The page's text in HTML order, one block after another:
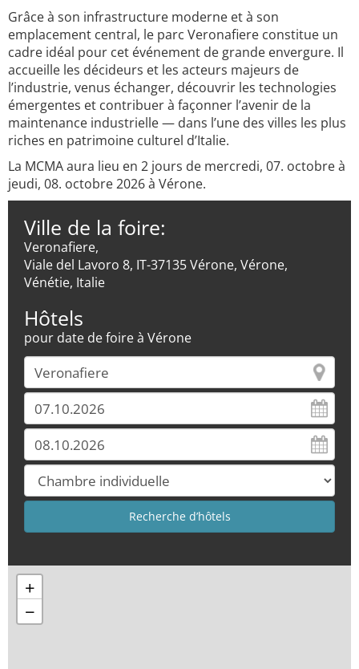
Grâce à son infrastructure moderne et à son
emplacement central, le parc Veronafiere constitue un
cadre idéal pour cet événement de grande envergure. Il
accueille les décideurs et les acteurs majeurs de
l’industrie, venus échanger, découvrir les technologies
émergentes et contribuer à façonner l’avenir de la
maintenance industrielle — dans l’une des villes les plus
riches en patrimoine culturel d’Italie.
La MCMA aura lieu en 2 jours de mercredi, 07. octobre à
jeudi, 08. octobre 2026 à Vérone.
Ville de la foire:
Veronafiere,
Viale del Lavoro 8, IT-37135 Vérone, Vérone,
Vénétie, Italie
Hôtels
pour date de foire à Vérone
+
−